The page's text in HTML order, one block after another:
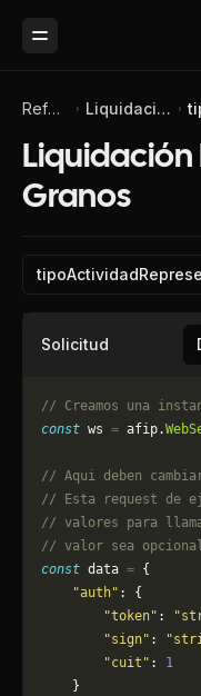
Toggle Menu
Referencia de API Liquidación Primaria de Granos
Liquidación
Granos
Solicitud
// Creamos una
const ws = afip.
// Aqui deben
// Esta request de
// valores para
// valor sea
const data = {
    "auth"
: {
        "token"
:
        "sign"
:
        "cuit"
: 1
    }